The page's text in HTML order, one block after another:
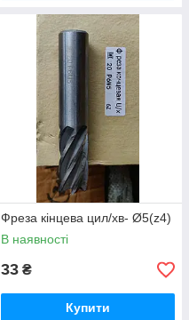
Фреза кінцева цил/хв- Ø5(z4)
В наявності
33 ₴
Купити